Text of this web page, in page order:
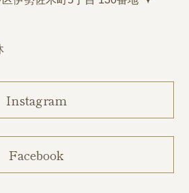
Instagram
Facebook